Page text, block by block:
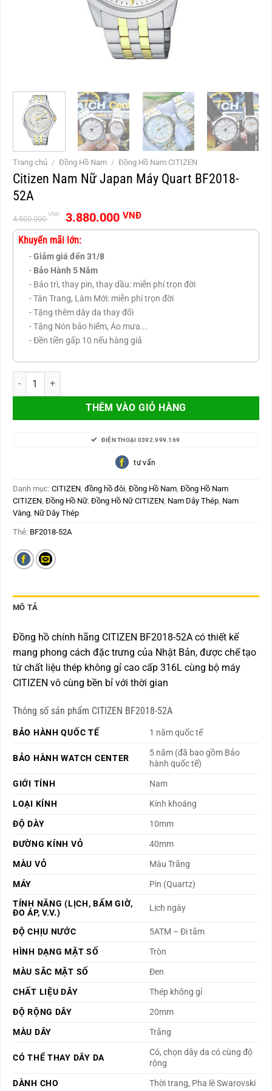
Trang chủ / Đồng Hồ Nam / Đồng Hồ Nam CITIZEN
Citizen Nam Nữ Japan Máy Quart BF2018-
52A
4.500.000
VNĐ
Giá
gốc
là:
4.500.000 VNĐ.
3.880.000 VNĐGiá
hiện
Khuyến mãi lớn:
-Giảm giá đến 31/8
- Bảo Hành 5 Năm
- Bảo trì, thay pin, thay dầu: miễn phí trọn đời
- Tân Trang, Làm Mới: miễn phí trọn đời
- Tặng thêm dây da thay đổi
- Tặng Nón bảo hiểm, Áo mưa...
- Đền tiền gấp 10 nếu hàng giả
Citizen Nam Nữ Japan Máy Quart BF2018-52A số lượng
THÊM VÀO GIỎ HÀNG
ĐIỆN THOẠI 0392.999.169
tư vấn
Danh mục: CITIZEN đồng hồ đôi Đồng Hồ Nam Đồng Hồ Nam
CITIZEN Đồng Hồ Nữ, Đồng Hồ Nữ CITIZEN Nam Dây Thép Nam
Vàng Nữ Dây Thép
Thẻ: BF2018-52A
MÔ TẢ
Đồng hồ chính hãng CITIZEN BF2018-52A có thiết kế
mang phong cách đặc trưng của Nhật Bản, được chế tạo
từ chất liệu thép không gỉ cao cấp 316L cùng bộ máy
CITIZEN vô cùng bền bỉ với thời gian
Thông số sản phẩm CITIZEN BF2018-52A
BẢO HÀNH QUỐC TẾ 1 năm quốc tế
BẢO HÀNH WATCH CENTER
5 năm (đã bao gồm Bảo
hành quốc tế)
GIỚI TÍNH
Nam
LOẠI KÍNH
Kính khoáng
ĐỘ DÀY
10mm
ĐƯỜNG KÍNH VỎ
40mm
MÀU VỎ
Màu Trắng
MÁY
Pin (Quartz)
TÍNH NĂNG (LỊCH, BẤM GIỜ,
ĐO ÁP, V.V.)
Lịch ngày
ĐỘ CHỊU NƯỚC
5ATM – Đi tắm
HÌNH DẠNG MẶT SỐ
Tròn
MÀU SẮC MẶT SỐ
Đen
CHẤT LIỆU DÂY
Thép không gỉ
ĐỘ RỘNG DÂY
20mm
MÀU DÂY
Trắng
CÓ THỂ THAY DÂY DA
Có, chọn dây da có cùng độ
rộng
DÀNH CHO
Thời trang, Pha lê Swarovski